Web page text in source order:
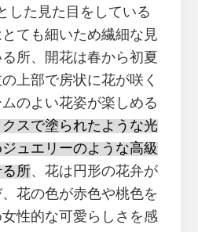
した見た目をしている
ても細いため繊細な見
所、開花は春から初夏
上部で房状に花が咲く
のよい花姿が楽しめる
スで塗られたような光
ュエリーのような高級
所、花は円形の花弁が
花の色が赤色や桃色を
女性的な可愛らしさを感